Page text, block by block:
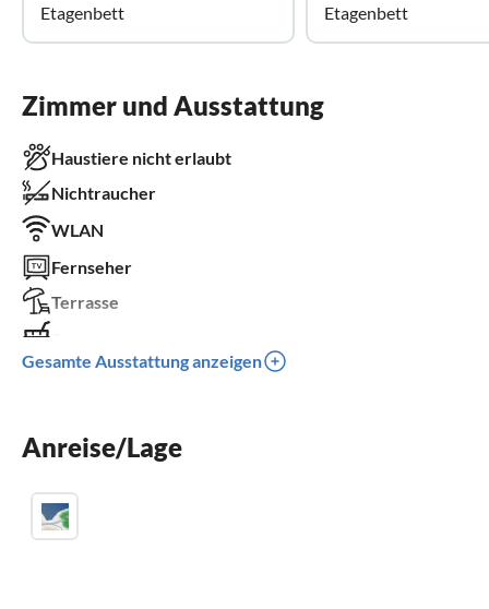
Etagenbett
Etagenbett
Zimmer und Ausstattung
Haustiere nicht erlaubt
Nichtraucher
WLAN
Fernseher
Terrasse
Kinder willkommen
Gesamte Ausstattung anzeigen
Anreise/Lage